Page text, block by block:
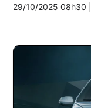
29/10/2025 08h30